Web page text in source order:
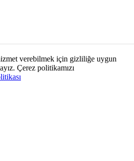
verebilmek için gizliliğe uygun
Çerez politikamızı